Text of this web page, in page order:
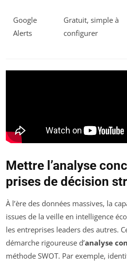
Google
Alerts
Gratuit, simple à
configurer
Mettre l’analyse
prises de décision
À l’ère des données massives, la
issues de la veille en intelligence
les entreprises leaders des autres.
démarche rigoureuse d’analyse
méthode SWOT. Par exemple,